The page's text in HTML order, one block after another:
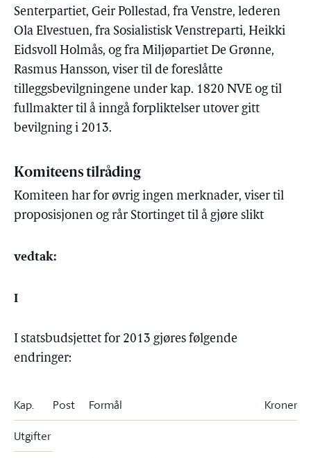
Senterpartiet, Geir Pollestad, fra Venstre, lederen
Ola Elvestuen, fra Sosialistisk Venstreparti, Heikki
Eidsvoll Holmås, og fra Miljøpartiet De Grønne,
Rasmus Hansson, viser til de foreslåtte
tilleggsbevilgningene under kap. 1820 NVE og til
fullmakter til å inngå forpliktelser utover gitt
bevilgning i 2013.
Komiteens tilråding
Komiteen har for øvrig ingen merknader, viser til
proposisjonen og rår Stortinget til å gjøre slikt
vedtak:
I
I statsbudsjettet for 2013 gjøres følgende
endringer:
Kap. Post Formål Kroner
Utgifter